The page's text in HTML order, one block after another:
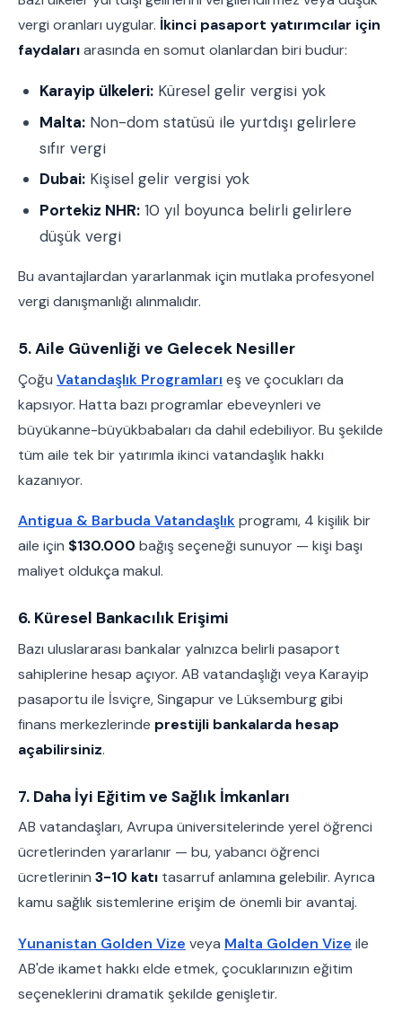
vergi oranları uygular. İkinci pasaport yatırımcılar için
faydalarıarasında en somut olanlardan biri budur:
Karayip ülkeleri: Küresel gelir vergisi yok
Malta: Non-dom statüsü ile yurtdışı gelirlere
sıfır vergi
Dubai: Kişisel gelir vergisi yok
Portekiz NHR: 10 yıl boyunca belirli gelirlere
düşük vergi
Bu avantajlardan yararlanmak için mutlaka profesyonel
vergi danışmanlığı alınmalıdır.
5. Aile Güvenliği ve Gelecek Nesiller
Çoğu Vatandaşlık Programları eş ve çocukları da
kapsıyor. Hatta bazı programlar ebeveynleri ve
büyükanne-büyükbabaları da dahil edebiliyor. Bu şekilde
tüm aile tek bir yatırımla ikinci vatandaşlık hakkı
kazanıyor.
Antigua & Barbuda Vatandaşlıkprogramı, 4 kişilik bir
aile için $130.000 bağış seçeneği sunuyor — kişi başı
maliyet oldukça makul.
6. Küresel Bankacılık Erişimi
Bazı uluslararası bankalar yalnızca belirli pasaport
sahiplerine hesap açıyor. AB vatandaşlığı veya Karayip
pasaportu ile İsviçre, Singapur ve Lüksemburg gibi
finans merkezlerinde prestijli bankalarda hesap
açabilirsiniz.
7. Daha İyi Eğitim ve Sağlık İmkanları
AB vatandaşları, Avrupa üniversitelerinde yerel öğrenci
ücretlerinden yararlanır — bu, yabancı öğrenci
ücretlerinin 3-10 katı tasarruf anlamına gelebilir. Ayrıca
kamu sağlık sistemlerine erişim de önemli bir avantaj.
Yunanistan Golden Vize veya Malta Golden Vize ile
AB'de ikamet hakkı elde etmek, çocuklarınızın eğitim
seçeneklerini dramatik şekilde genişletir.